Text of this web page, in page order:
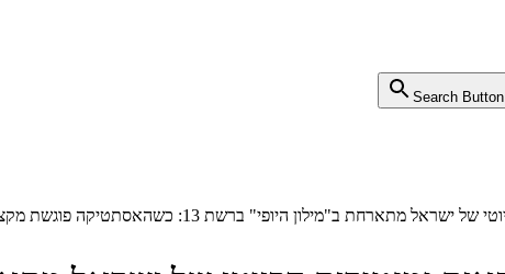
Search Button
היופי" ברשת 13: כשהאסתטיקה פוגשת מקצועיות, יוקרה ובית חם